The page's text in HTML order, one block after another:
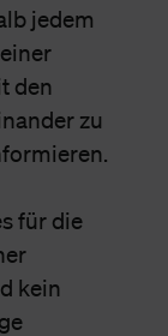
jedem
den
zu
für die
kein